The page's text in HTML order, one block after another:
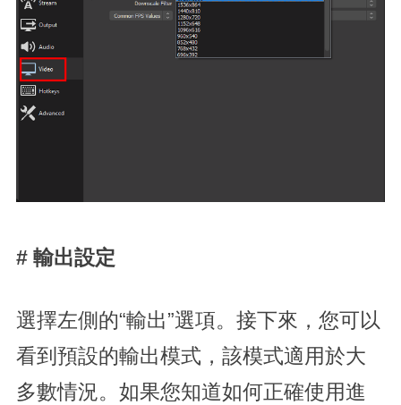
# 輸出設定
選擇左側的“輸出”選項。接下來，您可以
看到預設的輸出模式，該模式適用於大
多數情況。如果您知道如何正確使用進